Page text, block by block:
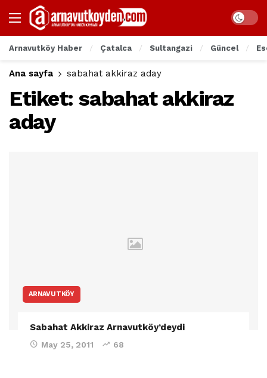
Arnavutköy Haber Çatalca Sultangazi Güncel
Ana sayfa sabahat akkiraz aday
Etiket: sabahat akkiraz
aday
ARNAVUTKÖY
Sabahat Akkiraz Arnavutköy’deydi
May 25, 2011 68